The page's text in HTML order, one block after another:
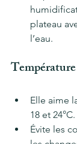
plateau
l’eau.
Température
Elle aime
18 et 24°C.
Évite les